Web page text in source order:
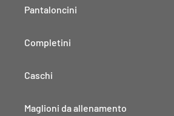
Pantaloncini
Completini
Caschi
Maglioni da allenamento